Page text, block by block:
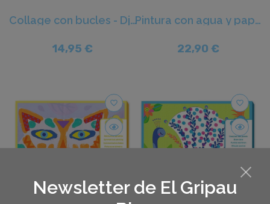
Newsletter de El Gripau
Collage con bucles - Djeco
14,95 €
Pintura con agua y papel - Djeco
22,90 €
favorite_border favorite_border